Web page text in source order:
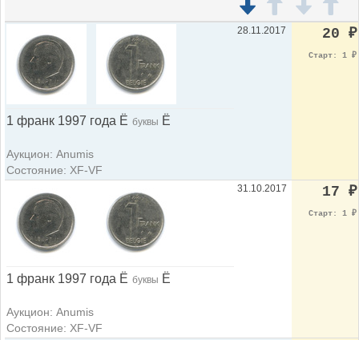
1 франк 1997 года Ë буквы Ë
Аукцион: Anumis
Состояние: XF-VF
28.11.2017 20 ₽
Старт: 1 ₽
1 франк 1997 года Ë буквы Ë
Аукцион: Anumis
Состояние: XF-VF
31.10.2017 17 ₽
Старт: 1 ₽